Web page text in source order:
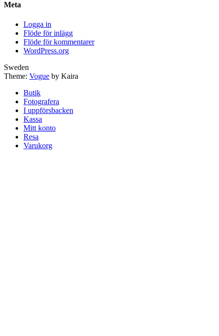
Meta
Logga in
Flöde för inlägg
Flöde för kommentarer
WordPress.org
Sweden
Theme: Vogue by Kaira
Butik
Fotografera
I uppförsbacken
Kassa
Mitt konto
Resa
Varukorg